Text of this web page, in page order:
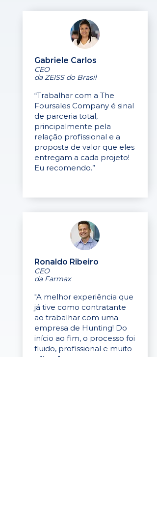
Gabriele Carlos
CEO
da ZEISS do Brasil
“Trabalhar com a The
Foursales Company é sinal
de parceria total,
principalmente pela
relação profissional e a
proposta de valor que eles
entregam a cada projeto!
Eu recomendo.”
Ronaldo Ribeiro
CEO
da Farmax
"A melhor experiência que
já tive como contratante
ao trabalhar com uma
empresa de Hunting! Do
início ao fim, o processo foi
fluido, profissional e muito
eficaz."